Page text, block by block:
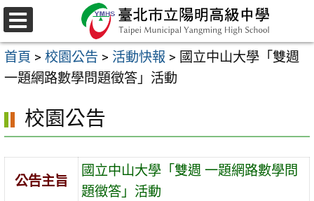
跳
至
主
要
容
區
選
單
首頁 > 校園公告 > 活動快報 > 國立中山大學「雙週
一題網路數學問題徵答」活動
校園公告
公告主旨
國立中山大學「雙週 一題網路數學問
題徵答」活動